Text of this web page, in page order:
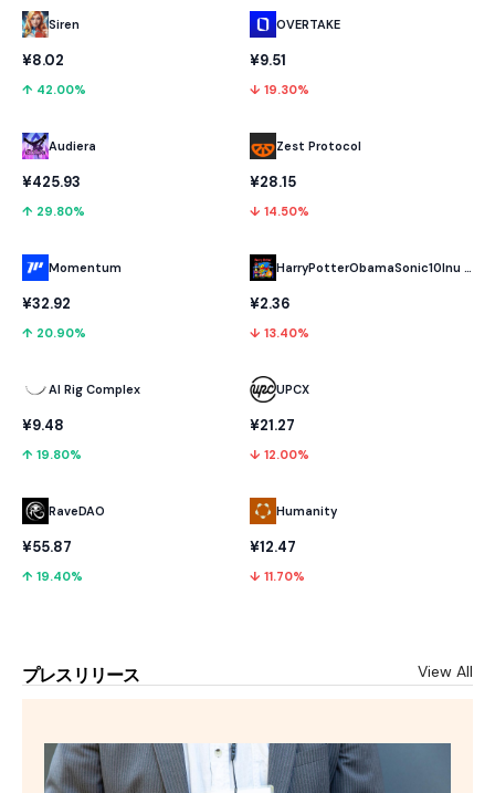
Siren
¥8.02
↑ 42.00%
Audiera
¥425.93
↑ 29.80%
Momentum
¥32.92
↑ 20.90%
AI Rig Complex
¥9.48
↑ 19.80%
RaveDAO
¥55.87
↑ 19.40%
OVERTAKE
¥9.51
↓ 19.30%
Zest Protocol
¥28.15
↓ 14.50%
HarryPotterObamaSonic10Inu (ETH)
¥2.36
↓ 13.40%
UPCX
¥21.27
↓ 12.00%
Humanity
¥12.47
↓ 11.70%
プレスリリース View All